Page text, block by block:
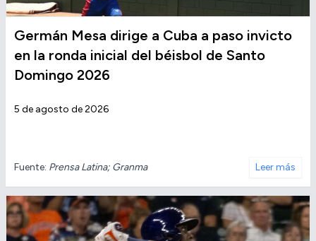
Germán Mesa dirige a Cuba a paso invicto
en la ronda inicial del béisbol de Santo
Domingo 2026
5 de agosto de 2026
Fuente: Prensa Latina; Granma Leer más